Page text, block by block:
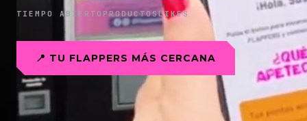
TIEMPO ABIERTO PRODUCTOSLIKES
📍 TU FLAPPERS MÁS CERCANA